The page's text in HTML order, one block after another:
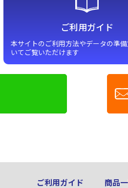
ご利用ガイド
本サイトのご利用方法やデータの準
いてご覧いただけます
ご利用ガイド 商品